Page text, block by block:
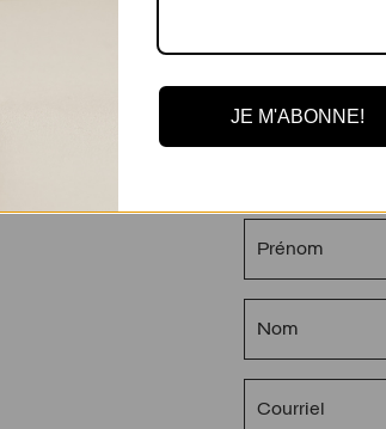
JE M'ABONNE!